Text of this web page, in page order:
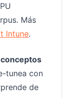
Más
Intune.
tunea con
de